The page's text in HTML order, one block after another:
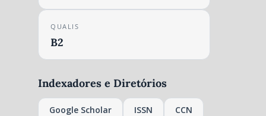
QUALIS
B2
Indexadores e Diretórios
Google Scholar ISSN CCN